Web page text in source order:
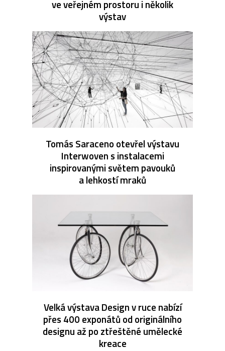
ve veřejném prostoru i několik
výstav
Tomás Saraceno otevřel výstavu
Interwoven s instalacemi
inspirovanými světem pavouků
a lehkostí mraků
Velká výstava Design v ruce nabízí
přes 400 exponátů od originálního
designu až po ztřeštěné umělecké
kreace